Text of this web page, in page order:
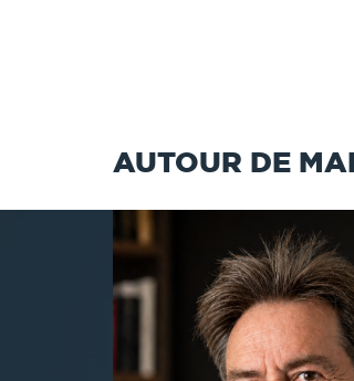
AUTOUR DE